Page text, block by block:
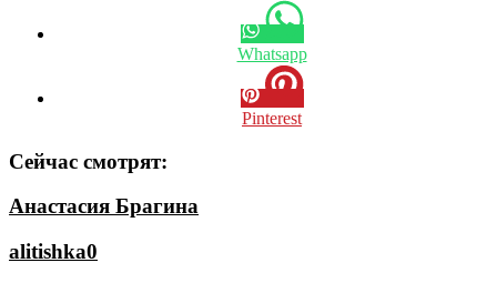
Whatsapp
Pinterest
Сейчас смотрят:
Анастасия Брагина
alitishka0